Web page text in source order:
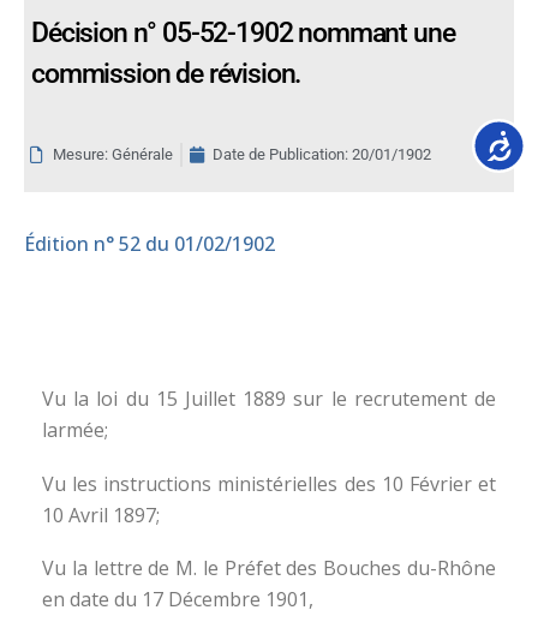
Décision n° 05-52-1902 nommant une
commission de révision.
Mesure: Générale Date de Publication: 20/01/1902
Édition n° 52 du 01/02/1902
Vu la loi du 15 Juillet 1889 sur le recrutement de
larmée;
Vu les instructions ministérielles des 10 Février et
10 Avril 1897;
Vu la lettre de M. le Préfet des Bouches du-Rhône
en date du 17 Décembre 1901,